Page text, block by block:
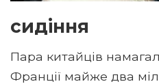
сидіння
Пара китайців
Франції майже два